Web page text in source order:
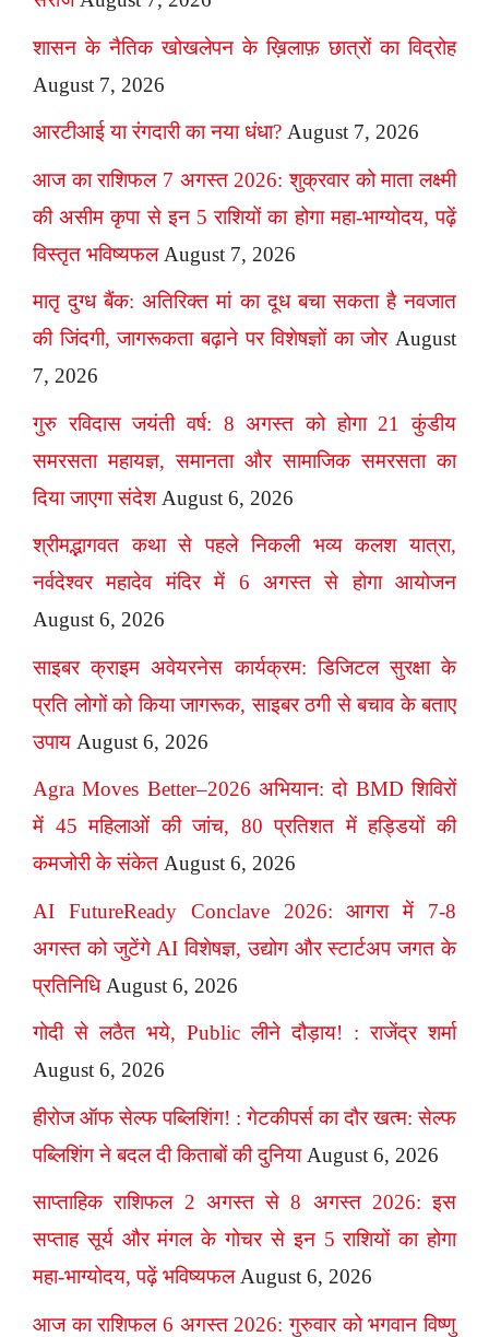
शासन के नैतिक खोखलेपन के ख़िलाफ़ छात्रों का विद्रोह
August 7, 2026
आरटीआई या रंगदारी का नया धंधा? August 7, 2026
आज का राशिफल 7 अगस्त 2026: शुक्रवार को माता लक्ष्मी
की असीम कृपा से इन 5 राशियों का होगा महा-भाग्योदय, पढ़ें
विस्तृत भविष्यफल August 7, 2026
मातृ दुग्ध बैंक: अतिरिक्त मां का दूध बचा सकता है नवजात
की जिंदगी, जागरूकता बढ़ाने पर विशेषज्ञों का जोर August
7, 2026
गुरु रविदास जयंती वर्ष: 8 अगस्त को होगा 21 कुंडीय
समरसता महायज्ञ, समानता और सामाजिक समरसता का
दिया जाएगा संदेश August 6, 2026
श्रीमद्भागवत कथा से पहले निकली भव्य कलश यात्रा,
नर्वदेश्वर महादेव मंदिर में 6 अगस्त से होगा आयोजन
August 6, 2026
साइबर क्राइम अवेयरनेस कार्यक्रम: डिजिटल सुरक्षा के
प्रति लोगों को किया जागरूक, साइबर ठगी से बचाव के बताए
उपाय August 6, 2026
Agra Moves Better–2026 अभियान: दो BMD शिविरों
में 45 महिलाओं की जांच, 80 प्रतिशत में हड्डियों की
कमजोरी के संकेत August 6, 2026
AI FutureReady Conclave 2026: आगरा में 7-8
अगस्त को जुटेंगे AI विशेषज्ञ, उद्योग और स्टार्टअप जगत के
प्रतिनिधि August 6, 2026
गोदी से लठैत भये, Public लीने दौड़ाय! : राजेंद्र शर्मा
August 6, 2026
हीरोज ऑफ सेल्फ पब्लिशिंग! : गेटकीपर्स का दौर खत्म: सेल्फ
पब्लिशिंग ने बदल दी किताबों की दुनिया August 6, 2026
साप्ताहिक राशिफल 2 अगस्त से 8 अगस्त 2026: इस
सप्ताह सूर्य और मंगल के गोचर से इन 5 राशियों का होगा
महा-भाग्योदय, पढ़ें भविष्यफल August 6, 2026
आज का राशिफल 6 अगस्त 2026: गुरुवार को भगवान विष्णु